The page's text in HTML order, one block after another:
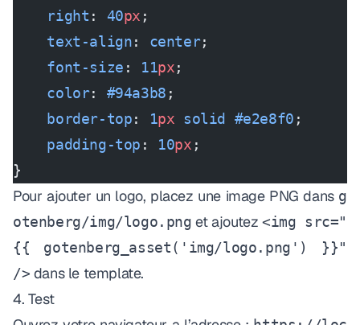
    right
: 40px ;
    text-align
: center;
    font-size
: 11px;
    color
: #94a3b8 ;
    border-top
: 1px solid #e2e8f0 ;
    padding-top
: 10px ;
}
Pour ajouter un logo, placez une image PNG dans g
otenberg/img/logo.png et ajoutez <img src="
{{ gotenberg_asset('img/logo.png') }}"
/> dans le template.
4. Test